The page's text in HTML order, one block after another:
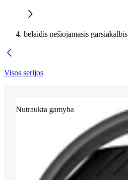
belaidis nešiojamasis garsiakalbis
Visos serijos
Nutraukta gamyba